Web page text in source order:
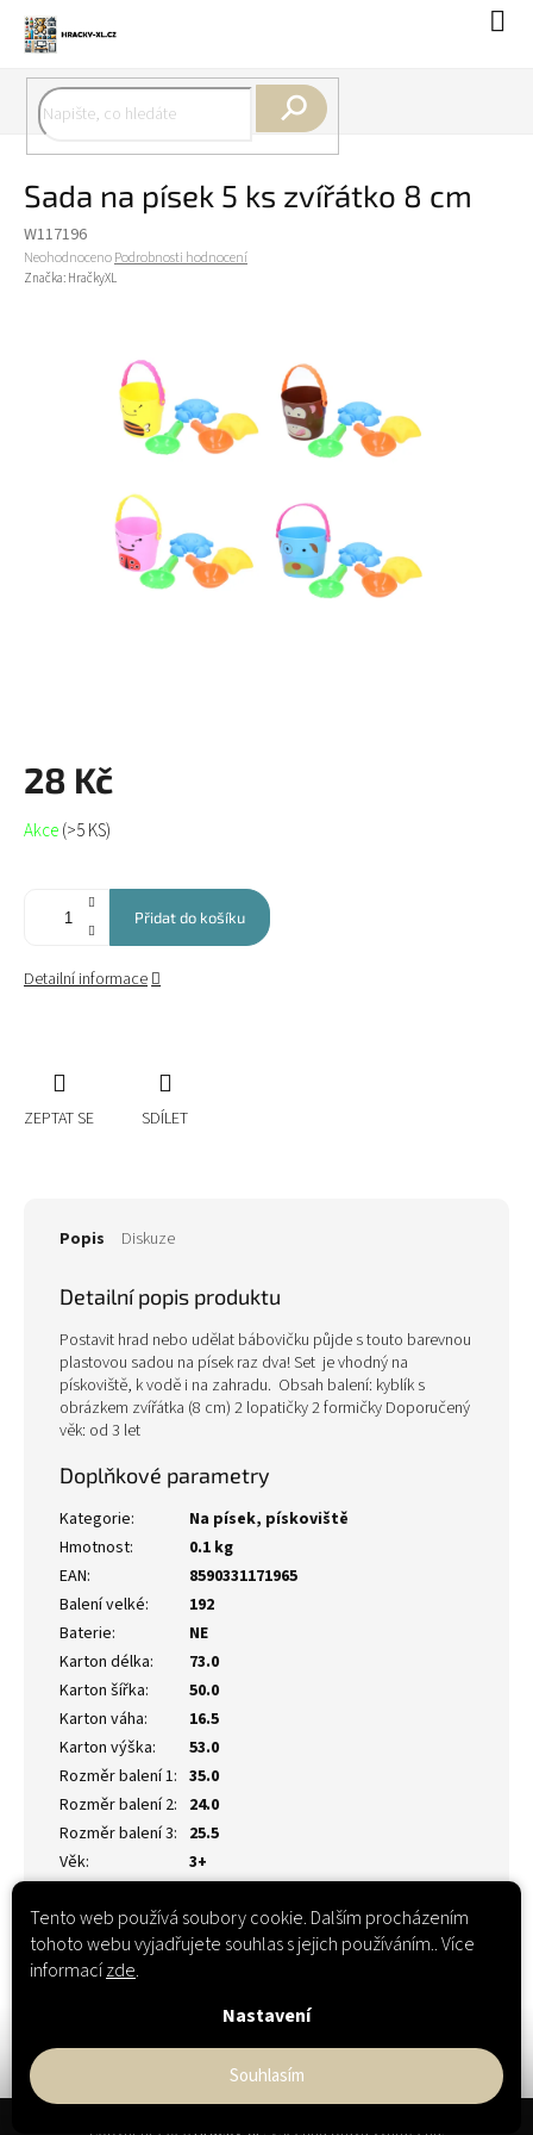
Tento web používá soubory cookie. Dalším procházením
tohoto webu vyjadřujete souhlas s jejich používáním.. Více
informacízde.
Nastavení
Souhlasím
obsah
Sada na písek 5 ks zvířátko 8 cm
W117196
Průměrné
hodnocení
NeohodnocenoPodrobnosti hodnocení
Značka: HračkyXL
28 Kč
Měrná
cena:
Akce(>5 KS)
Přidat do košíku
Detailní informace
ZEPTAT SE SDÍLET
Popis Diskuze
Detailní popis produktu
Postavit hrad nebo udělat bábovičku půjde s touto barevnou
plastovou sadou na písek raz dva! Set je vhodný na
pískoviště, k vodě i na zahradu. Obsah balení: kyblík s
obrázkem zvířátka (8 cm) 2 lopatičky 2 formičky Doporučený
věk: od 3 let
Doplňkové parametry
Kategorie:
Na písek, pískoviště
Hmotnost:
0.1 kg
EAN:
8590331171965
Balení velké:
192
Baterie:
NE
Karton délka:
73.0
Karton šířka:
50.0
Karton váha:
16.5
Karton výška:
53.0
Rozměr balení 1: 35.0
Rozměr balení 2: 24.0
Rozměr balení 3: 25.5
Věk: 3+